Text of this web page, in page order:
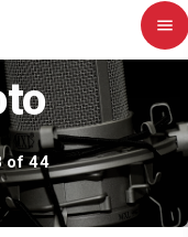
menu
close
of 44